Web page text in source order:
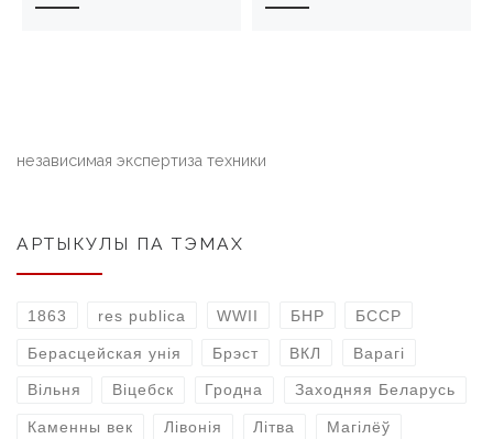
независимая экспертиза техники
АРТЫКУЛЫ ПА ТЭМАХ
1863 res publica WWII БНР БССР
Берасцейская унія Брэст ВКЛ Варагі
Вільня Віцебск Гродна Заходняя Беларусь
Каменны век Лівонія Літва Магілёў